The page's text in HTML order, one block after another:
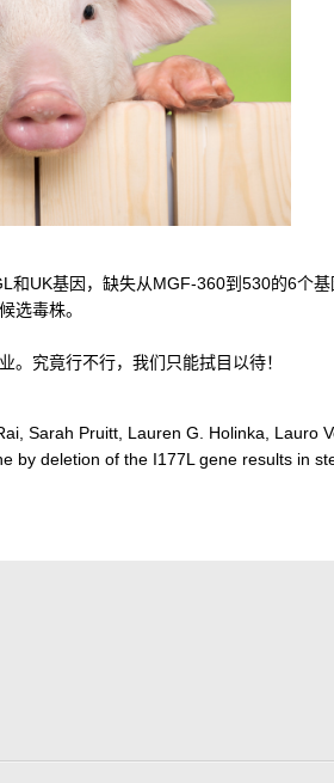
UK基因，缺失从MGF-360到530的6个
选毒株。
。究竟行不行，我们只能拭目以待！
Sarah Pruitt, Lauren G. Holinka, Lauro
by deletion of the I177L gene results in